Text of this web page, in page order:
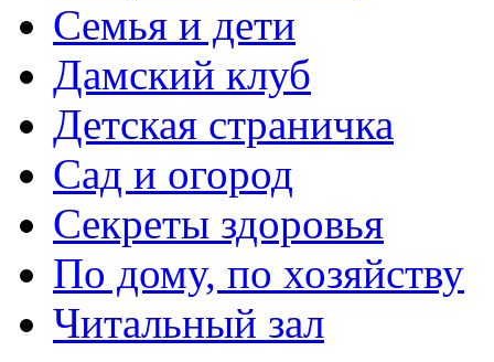
Семья и дети
Дамский клуб
Детская страничка
Сад и огород
Секреты здоровья
По дому, по хозяйству
Читальный зал